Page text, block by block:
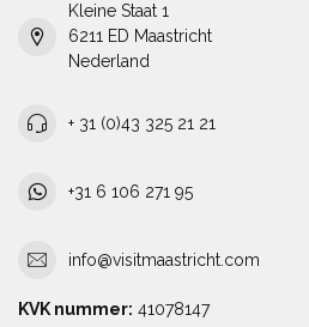
Kleine Staat 1
6211 ED Maastricht
Nederland
+ 31 (0)43 325 21 21
+31 6 106 271 95
info@visitmaastricht.com
KVK nummer: 41078147